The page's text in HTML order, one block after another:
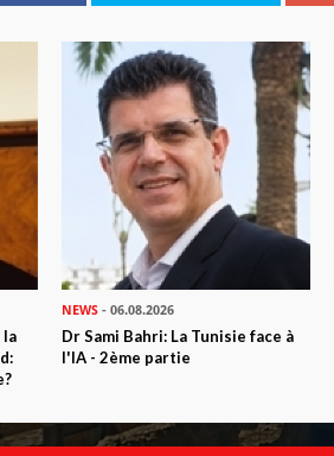
la
NEWS - 06.08.2026
Dr Sami Bahri: La Tunisie face à
l'IA - 2ème partie